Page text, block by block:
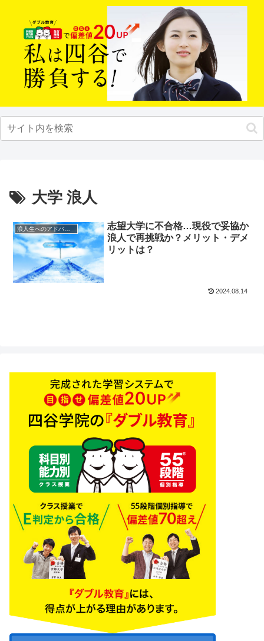
大学 浪人
浪人生へのアドバイス
志望大学に不合格…現役で妥協か
浪人で再挑戦か？メリット・デメ
リットは？
2024.08.14